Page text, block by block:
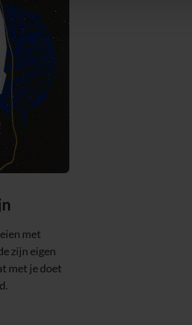
met
zijn eigen
met je doet